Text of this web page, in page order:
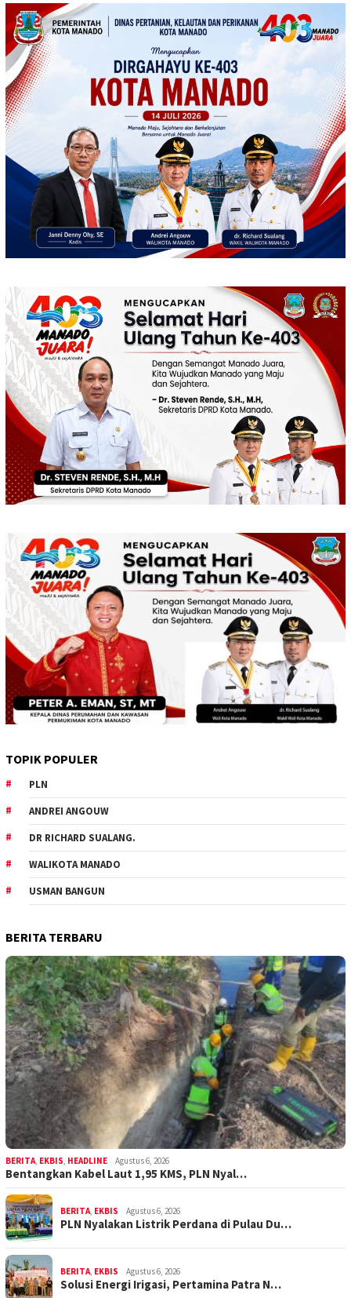
TOPIK POPULER
PLN
ANDREI ANGOUW
DR RICHARD SUALANG.
WALIKOTA MANADO
USMAN BANGUN
BERITA TERBARU
BERITA EKBIS HEADLINE Agustus 6, 2026
Bentangkan Kabel Laut 1,95 KMS, PLN Nyal…
BERITA EKBIS Agustus 6, 2026
PLN Nyalakan Listrik Perdana di Pulau Du…
BERITA EKBIS Agustus 6, 2026
Solusi Energi Irigasi, Pertamina Patra N…